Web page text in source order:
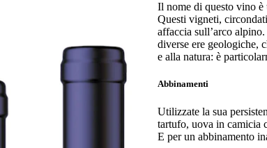
Il nome di questo vino è
Questi vigneti,
affaccia sull’arco
diverse ere geologiche,
e alla natura: è
Abbinamenti
Utilizzate la sua
tartufo, uova in camicia
E per un abbinamento